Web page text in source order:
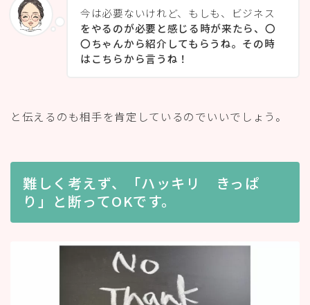
今は必要ないけれど、もしも、ビジネス
をやるのが必要と感じる時が来たら、〇
〇ちゃんから紹介してもらうね。その時
はこちらから言うね！
と伝えるのも相手を肯定しているのでいいでしょう。
難しく考えず、「ハッキリ きっぱ
り」と断ってOKです。